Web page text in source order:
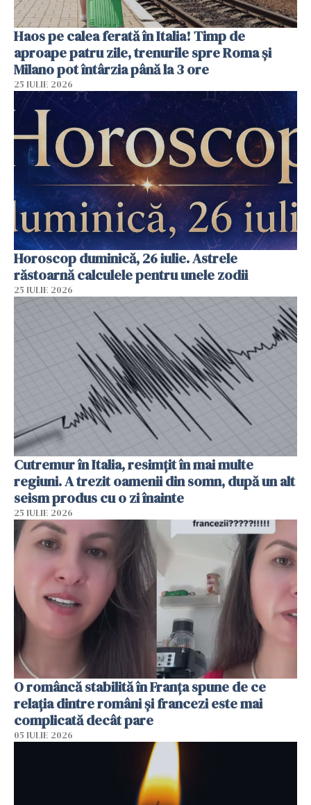
Haos pe calea ferată în Italia! Timp de
aproape patru zile, trenurile spre Roma și
Milano pot întârzia până la 3 ore
25 IULIE 2026
Horoscop duminică, 26 iulie. Astrele
răstoarnă calculele pentru unele zodii
25 IULIE 2026
Cutremur în Italia, resimțit în mai multe
regiuni. A trezit oamenii din somn, după un alt
seism produs cu o zi înainte
25 IULIE 2026
O româncă stabilită în Franța spune de ce
relația dintre români și francezi este mai
complicată decât pare
05 IULIE 2026